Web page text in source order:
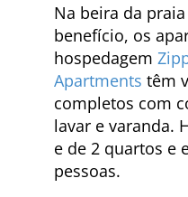
Na beira da
benefício, os
hospedagem
Apartments têm
completos com
lavar e varanda.
e de 2 quartos e
pessoas.